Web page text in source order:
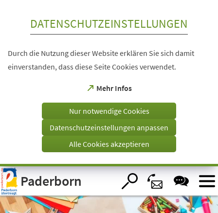
Visuelle
Assistenzsoftware
öffnen.
DATENSCHUTZEINSTELLUNGEN
Durch die Nutzung dieser Website erklären Sie sich damit
einverstanden, dass diese Seite Cookies verwendet.
Mehr Infos
(Öffnet
einem
Tab)
Nur notwendige Cookies
Datenschutzeinstellungen anpassen
Alle Cookies akzeptieren
Paderborn